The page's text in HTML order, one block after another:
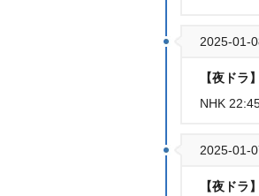
2025-01-
【夜ドラ
NHK
2025-01-
【夜ドラ